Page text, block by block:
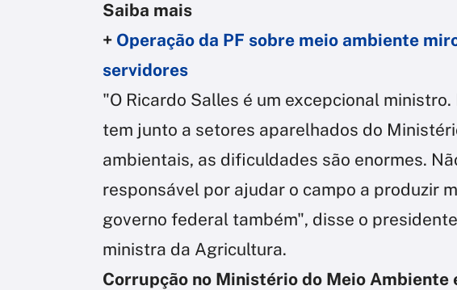
Saiba mais
+ Operação da PF sobre meio ambiente
servidores
"O Ricardo Salles é um excepcional
tem junto a setores aparelhados do
ambientais, as dificuldades são enormes.
responsável por ajudar o campo a produzir
governo federal também", disse o
ministra da Agricultura.
Corrupção no Ministério do Meio Ambiente